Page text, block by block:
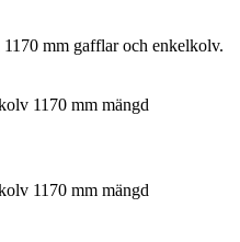
mm gafflar och enkelkolv.
1170 mm mängd
1170 mm mängd